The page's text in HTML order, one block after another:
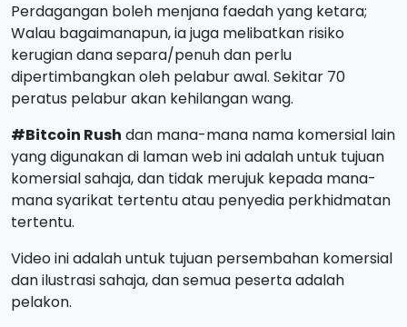
Perdagangan boleh menjana faedah yang ketara;
Walau bagaimanapun, ia juga melibatkan risiko
kerugian dana separa/penuh dan perlu
dipertimbangkan oleh pelabur awal. Sekitar 70
peratus pelabur akan kehilangan wang.
#Bitcoin Rush dan mana-mana nama komersial lain
yang digunakan di laman web ini adalah untuk tujuan
komersial sahaja, dan tidak merujuk kepada mana-
mana syarikat tertentu atau penyedia perkhidmatan
tertentu.
Video ini adalah untuk tujuan persembahan komersial
dan ilustrasi sahaja, dan semua peserta adalah
pelakon.